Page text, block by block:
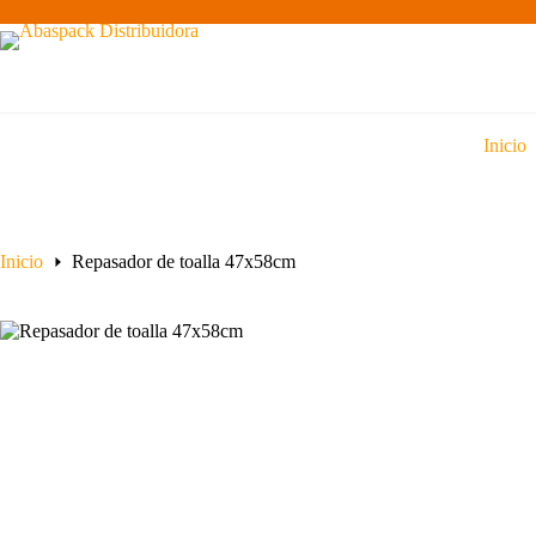
al
contenido
Inicio
Inicio Repasador de toalla 47x58cm